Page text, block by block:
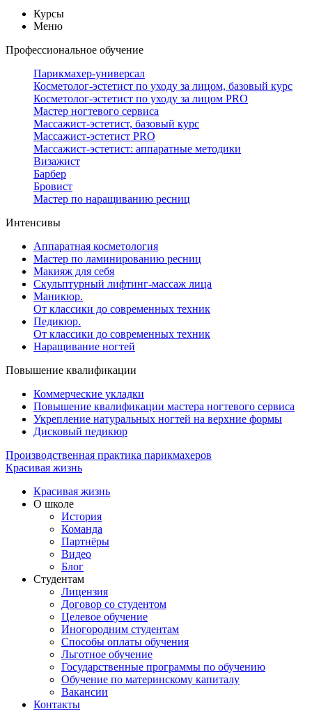
Курсы
Меню
Профессиональное обучение
Парикмахер-универсал
Косметолог-эстетист по уходу за лицом, базовый курс
Косметолог-эстетист по уходу за лицом PRO
Мастер ногтевого сервиса
Массажист-эстетист, базовый курс
Массажист-эстетист PRO
Массажист-эстетист: аппаратные методики
Визажист
Барбер
Бровист
Мастер по наращиванию ресниц
Интенсивы
Аппаратная косметология
Мастер по ламинированию ресниц
Макияж для себя
Скульптурный лифтинг-массаж лица
Маникюр.
От классики до современных техник
Педикюр.
От классики до современных техник
Наращивание ногтей
Повышение квалификации
Коммерческие укладки
Повышение квалификации мастера ногтевого сервиса
Укрепление натуральных ногтей на верхние формы
Дисковый педикюр
Производственная практика парикмахеров
Красивая жизнь
Красивая жизнь
О школе
История
Команда
Партнёры
Видео
Блог
Студентам
Лицензия
Договор со студентом
Целевое обучение
Иногородним студентам
Способы оплаты обучения
Льготное обучение
Государственные программы по обучению
Обучение по материнскому капиталу
Вакансии
Контакты